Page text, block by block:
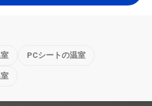
PCシートの温室